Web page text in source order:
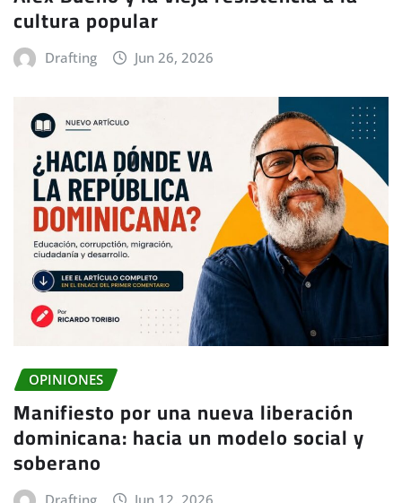
cultura popular
Drafting Jun 26, 2026
OPINIONES
Manifiesto por una nueva liberación
dominicana: hacia un modelo social y
soberano
Drafting Jun 12, 2026